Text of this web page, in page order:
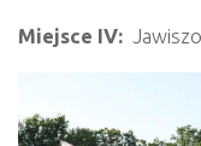
Miejsce IV: